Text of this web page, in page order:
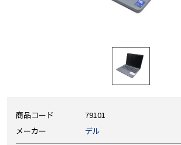
商品コード
79101
メーカー
デル